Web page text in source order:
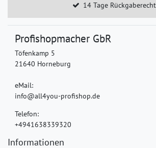
14 Tage Rückgaberecht
Profishopmacher GbR
Töfenkamp 5
21640 Horneburg
eMail:
info@all4you-profishop.de
Telefon:
+4941638339320
Informationen